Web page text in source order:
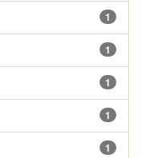
1
1
1
1
1